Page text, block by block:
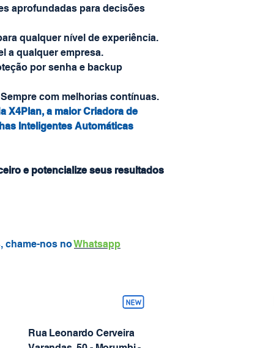
aprofundadas para decisões
qualquer nível de experiência.
a qualquer empresa.
por senha e backup
com melhorias contínuas.
X4Plan, a maior Criadora de
Inteligentes Automáticas
e potencialize seus resultados
chame-nos noWhatsapp
Rua Leonardo Cerveira